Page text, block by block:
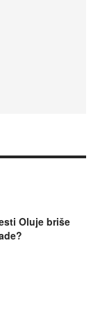
Oluje briše